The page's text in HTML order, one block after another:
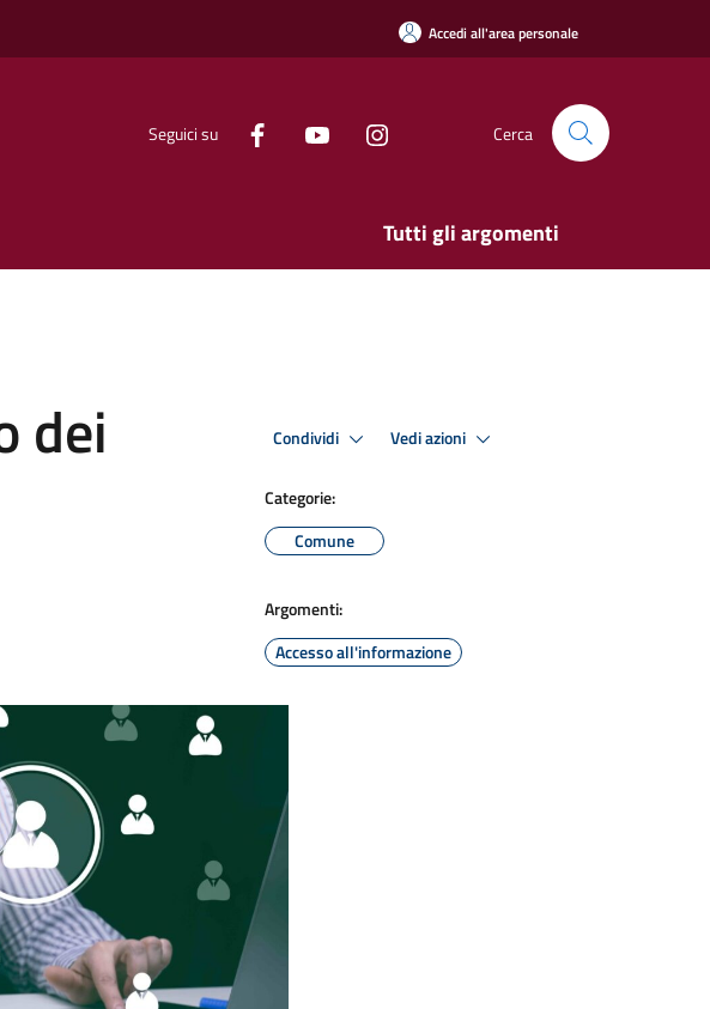
Accedi all'area personale
Seguici su Cerca
Tutti gli argomenti
dei Condividi Vedi azioni
Categorie:
Comune
Argomenti:
Accesso all'informazione